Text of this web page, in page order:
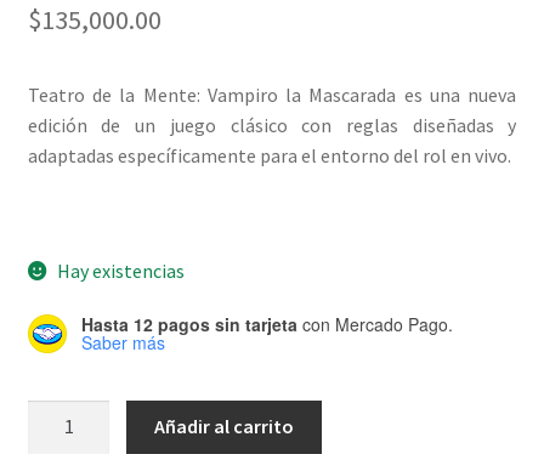
$135,000.00
Teatro de la Mente: Vampiro la Mascarada es una nueva
edición de un juego clásico con reglas diseñadas y
adaptadas específicamente para el entorno del rol en vivo.
Hay existencias
Hasta 12 pagos sin tarjeta con Mercado Pago.
Saber más
Añadir al carrito